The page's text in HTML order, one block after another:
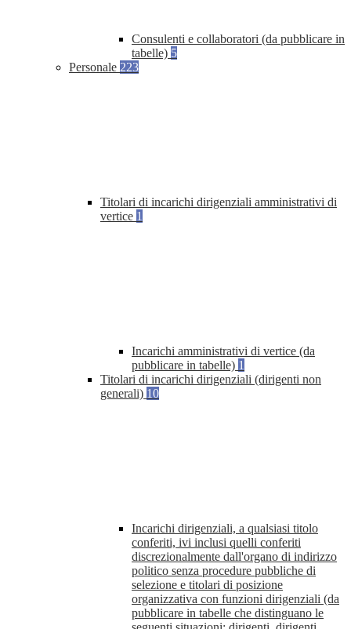
Consulenti e collaboratori (da pubblicare in
tabelle) 5
Personale 223
Titolari di incarichi dirigenziali amministrativi di
vertice 1
Incarichi amministrativi di vertice (da
pubblicare in tabelle) 1
Titolari di incarichi dirigenziali (dirigenti non
generali) 10
Incarichi dirigenziali, a qualsiasi titolo
conferiti, ivi inclusi quelli conferiti
discrezionalmente dall'organo di indirizzo
politico senza procedure pubbliche di
selezione e titolari di posizione
organizzativa con funzioni dirigenziali (da
pubblicare in tabelle che distinguano le